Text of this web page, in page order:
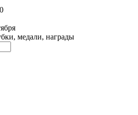
медали, награды